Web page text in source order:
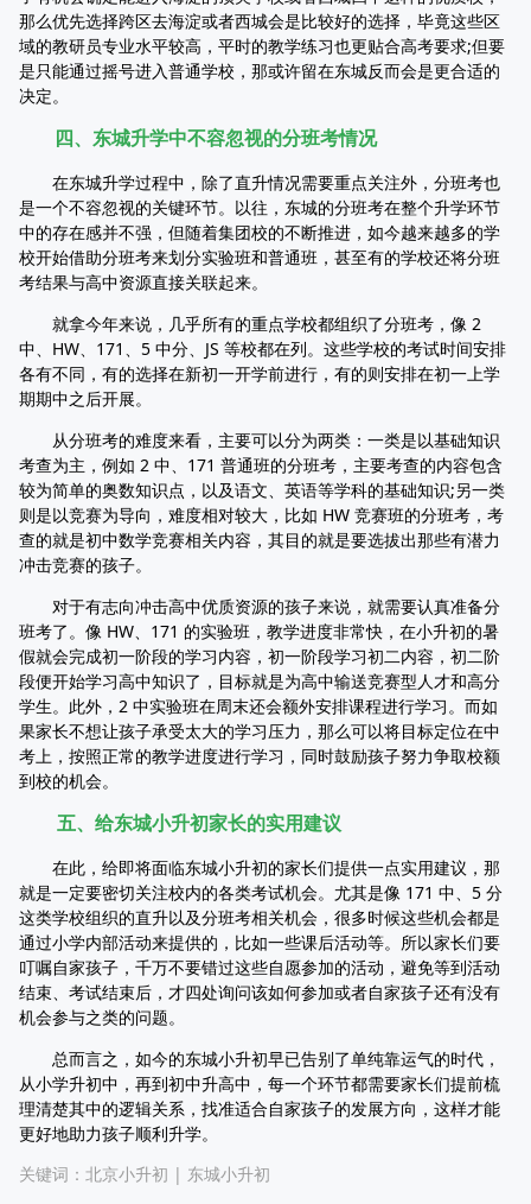
那么优先选择跨区去海淀或者西城会是比较好的选择，毕竟这些区
域的教研员专业水平较高，平时的教学练习也更贴合高考要求;但要
是只能通过摇号进入普通学校，那或许留在东城反而会是更合适的
决定。
四、东城升学中不容忽视的分班考情况
在东城升学过程中，除了直升情况需要重点关注外，分班考也
是一个不容忽视的关键环节。以往，东城的分班考在整个升学环节
中的存在感并不强，但随着集团校的不断推进，如今越来越多的学
校开始借助分班考来划分实验班和普通班，甚至有的学校还将分班
考结果与高中资源直接关联起来。
就拿今年来说，几乎所有的重点学校都组织了分班考，像 2
中、HW、171、5 中分、JS 等校都在列。这些学校的考试时间安排
各有不同，有的选择在新初一开学前进行，有的则安排在初一上学
期期中之后开展。
从分班考的难度来看，主要可以分为两类：一类是以基础知识
考查为主，例如 2 中、171 普通班的分班考，主要考查的内容包含
较为简单的奥数知识点，以及语文、英语等学科的基础知识;另一类
则是以竞赛为导向，难度相对较大，比如 HW 竞赛班的分班考，考
查的就是初中数学竞赛相关内容，其目的就是要选拔出那些有潜力
冲击竞赛的孩子。
对于有志向冲击高中优质资源的孩子来说，就需要认真准备分
班考了。像 HW、171 的实验班，教学进度非常快，在小升初的暑
假就会完成初一阶段的学习内容，初一阶段学习初二内容，初二阶
段便开始学习高中知识了，目标就是为高中输送竞赛型人才和高分
学生。此外，2 中实验班在周末还会额外安排课程进行学习。而如
果家长不想让孩子承受太大的学习压力，那么可以将目标定位在中
考上，按照正常的教学进度进行学习，同时鼓励孩子努力争取校额
到校的机会。
五、给东城小升初家长的实用建议
在此，给即将面临东城小升初的家长们提供一点实用建议，那
就是一定要密切关注校内的各类考试机会。尤其是像 171 中、5 分
这类学校组织的直升以及分班考相关机会，很多时候这些机会都是
通过小学内部活动来提供的，比如一些课后活动等。所以家长们要
叮嘱自家孩子，千万不要错过这些自愿参加的活动，避免等到活动
结束、考试结束后，才四处询问该如何参加或者自家孩子还有没有
机会参与之类的问题。
总而言之，如今的东城小升初早已告别了单纯靠运气的时代，
从小学升初中，再到初中升高中，每一个环节都需要家长们提前梳
理清楚其中的逻辑关系，找准适合自家孩子的发展方向，这样才能
更好地助力孩子顺利升学。
关键词： 北京小升初 | 东城小升初